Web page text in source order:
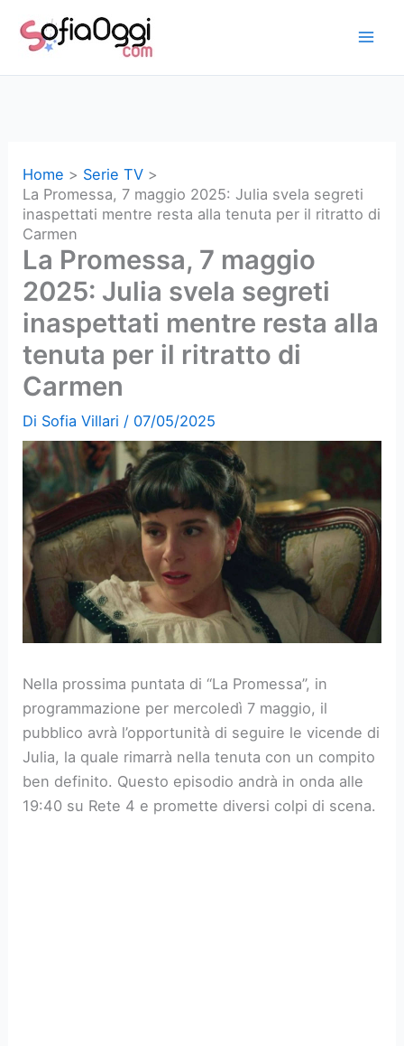
Home
Serie TV
La Promessa, 7 maggio 2025: Julia svela segreti
inaspettati mentre resta alla tenuta per il ritratto di
Carmen
La Promessa, 7 maggio
2025: Julia svela segreti
inaspettati mentre resta alla
tenuta per il ritratto di
Carmen
Di Sofia Villari / 07/05/2025
Nella prossima puntata di “La Promessa”, in
programmazione per mercoledì 7 maggio, il
pubblico avrà l’opportunità di seguire le vicende di
Julia, la quale rimarrà nella tenuta con un compito
ben definito. Questo episodio andrà in onda alle
19:40 su Rete 4 e promette diversi colpi di scena.